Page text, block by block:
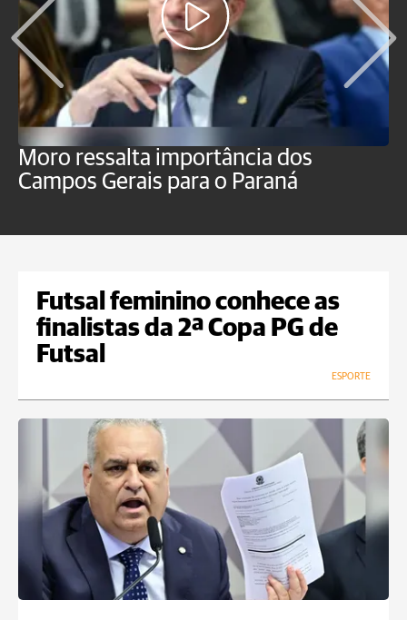
Moro ressalta importância dos
Campos Gerais para o Paraná
Futsal feminino conhece as
finalistas da 2ª Copa PG de
Futsal
ESPORTE